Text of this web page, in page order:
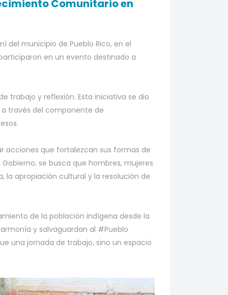
Comunitario en
del municipio de Pueblo Rico, en el
en un evento destinado a
trabajo y reflexión. Esta iniciativa se dio
través del componente de
acciones que fortalezcan sus formas de
se busca que hombres, mujeres
apropiación cultural y la resolución de
de la población indígena desde la
y salvaguardan al #Pueblo
una jornada de trabajo, sino un espacio